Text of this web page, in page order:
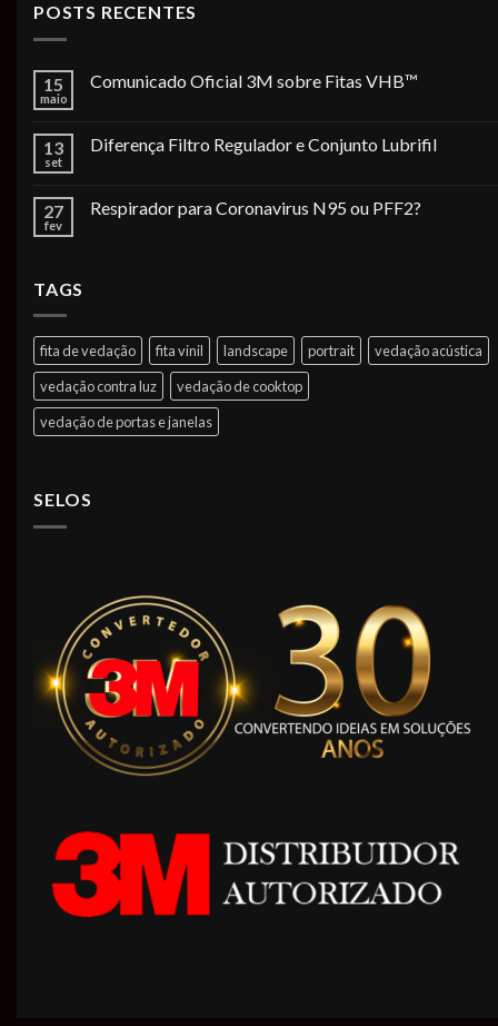
POSTS RECENTES
15
maio
Comunicado Oficial 3M sobre Fitas VHB™
13
set
Diferença Filtro Regulador e Conjunto Lubrifil
27
fev
Respirador para Coronavirus N95 ou PFF2?
TAGS
fita de vedação fita vinil landscape portrait
vedação acústica
vedação contra luz
vedação de cooktop
vedação de portas e janelas
SELOS